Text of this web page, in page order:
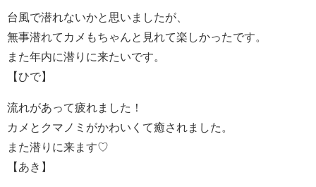
台風で潜れないかと思いましたが、
無事潜れてカメもちゃんと見れて楽しかったです。
また年内に潜りに来たいです。
【ひで】
流れがあって疲れました！
カメとクマノミがかわいくて癒されました。
また潜りに来ます♡
【あき】